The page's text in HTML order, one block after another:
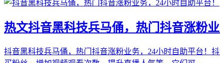
热文抖音黑科技兵马俑，热门抖音涨粉业
抖音黑科技兵马俑，热门抖音涨粉业务，24小时自助平台！